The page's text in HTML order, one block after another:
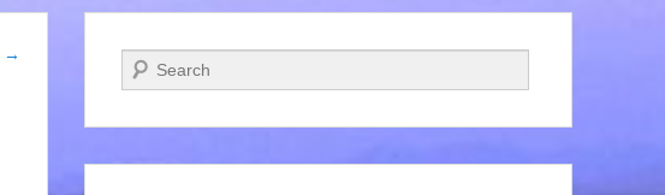
→ Szukaj